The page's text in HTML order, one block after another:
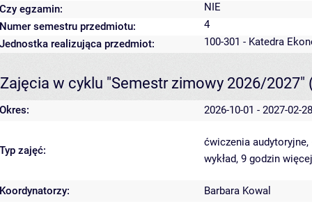
Czy egzamin:
NIE
Numer semestru przedmiotu:
4
Jednostka realizująca przedmiot:
100-301 - Katedra
Zajęcia w cyklu "Semestr zimowy 2026/2027"
Okres: 2026-10-01 - 2027-02-28
Typ zajęć:
ćwiczenia
wykład, 9 godzin
Koordynatorzy:
Barbara Kowal